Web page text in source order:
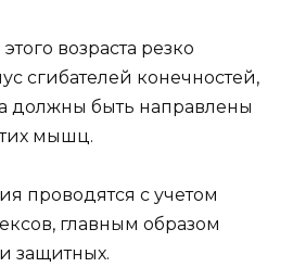
возраста резко
сгибателей конечностей,
должны быть направлены
мышц.
проводятся с учетом
главным образом
защитных.